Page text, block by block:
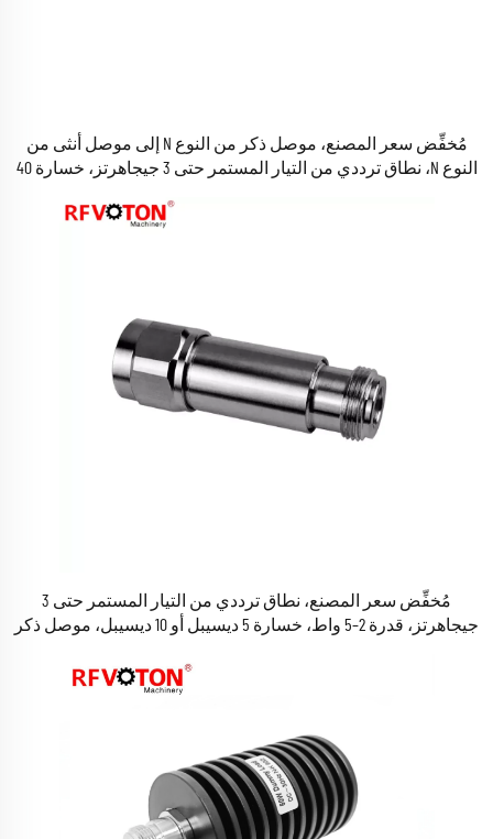
مُخفِّض سعر المصنع، موصل ذكر من النوع N إلى موصل أنثى من
النوع N، نطاق ترددي من التيار المستمر حتى 3 جيجاهرتز، خسارة 40
مُخفِّض سعر المصنع، نطاق ترددي من التيار المستمر حتى 3
جيجاهرتز، قدرة 2–5 واط، خسارة 5 ديسيبل أو 10 ديسيبل، موصل ذكر